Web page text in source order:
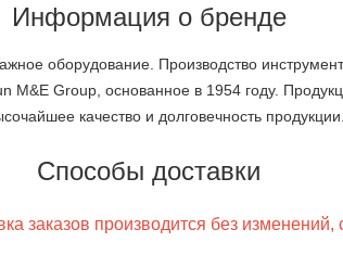
Информация о бренде
оборудование. Производство
Group, основанное в 1954 году.
качество и долговечность продукции.
Способы доставки
заказов производится без